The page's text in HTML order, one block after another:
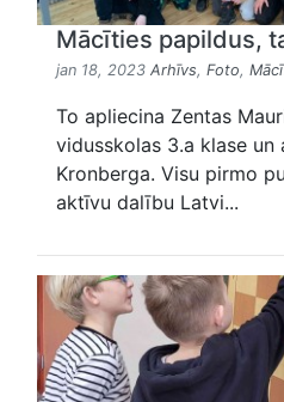
Mācīties papildus,
jan 18, 2023 Arhīvs, Foto,
To apliecina Zentas
vidusskolas 3.a klase un
Kronberga. Visu pirmo
aktīvu dalību Latvi...